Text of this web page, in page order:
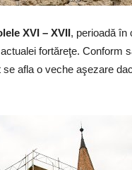
XVI – XVII, perioadă în
fortăreţe. Conform
afla o veche aşezare